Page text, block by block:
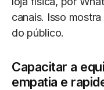
canais. Isso
do público.
Capacitar a
empatia e